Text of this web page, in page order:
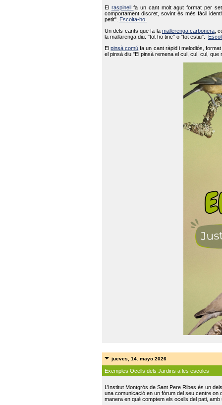
El raspinellfa un cant molt agut format per
comportament discret, sovint és més fàcil
petit".
Escolta-ho.
Un dels cants que fa la mallerenga carbonera ,
la mallarenga diu: "tot ho tinc" o "tot estiu".
Elpinsà comú fa un cant ràpid i melodiós,
el pinsà diu "El pinsà remena el cul, cul, cul,
jueves, 14. mayo 2026
Exemples Ocells dels Jardins a les escoles
L’Institut Montgrós de Sant Pere Ribes és un
una comunicació en un fòrum del seu centre on
manera en què comptem els ocells del pati,